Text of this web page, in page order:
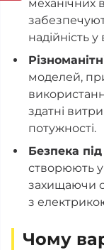
механічних
надійність
моделей,
здатні
потужності.
Безпека
створюють
захищаючи
з
Чому